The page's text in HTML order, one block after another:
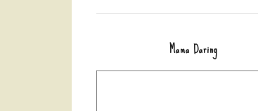
Mama Daring